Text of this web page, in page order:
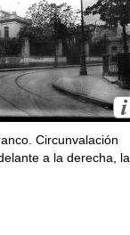
Circunvalación
a la derecha, la